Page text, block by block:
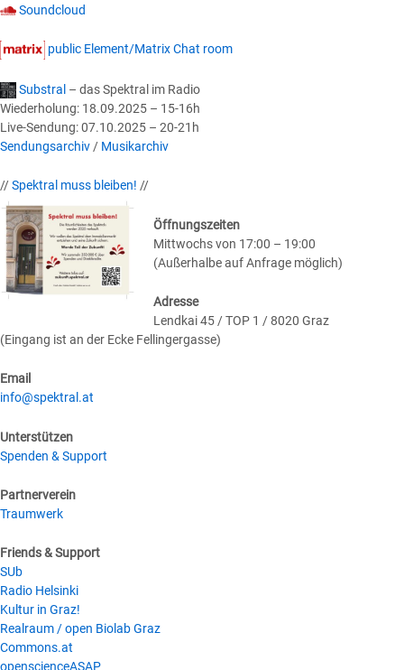
Soundcloud
public Element/Matrix Chat room
Substral – das Spektral im Radio
Wiederholung: 18.09.2025 – 15-16h
Live-Sendung: 07.10.2025 – 20-21h
Sendungsarchiv / Musikarchiv
//Spektral muss bleiben! //
Öffnungszeiten
Mittwochs von 17:00 – 19:00
(Außerhalbe auf Anfrage möglich)
Adresse
Lendkai 45 / TOP 1 / 8020 Graz
(Eingang ist an der Ecke Fellingergasse)
Email
info@spektral.at
Unterstützen
Spenden & Support
Partnerverein
Traumwerk
Friends & Support
SUb
Radio Helsinki
Kultur in Graz!
Realraum / open Biolab Graz
Commons.at
openscienceASAP